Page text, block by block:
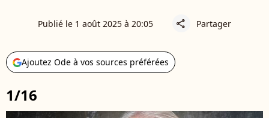
Publié le 1 août 2025 à 20:05 share Partager
Ajoutez Ode à vos sources préférées
1/16